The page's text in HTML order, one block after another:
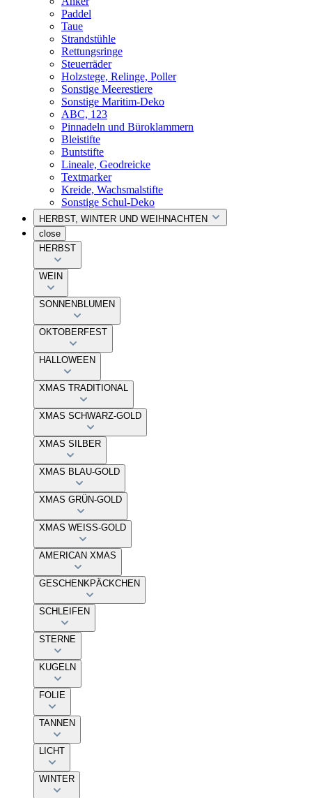
Paddel
Taue
Strandstühle
Rettungsringe
Steuerräder
Holzstege, Relinge, Poller
Sonstige Meerestiere
Sonstige Maritim-Deko
ABC, 123
Pinnadeln und Büroklammern
Bleistifte
Buntstifte
Lineale, Geodreicke
Textmarker
Kreide, Wachsmalstifte
Sonstige Schul-Deko
HERBST, WINTER UND WEIHNACHTEN
close
HERBST
WEIN
SONNENBLUMEN
OKTOBERFEST
HALLOWEEN
XMAS TRADITIONAL
XMAS SCHWARZ-GOLD
XMAS SILBER
XMAS BLAU-GOLD
XMAS GRÜN-GOLD
XMAS WEISS-GOLD
AMERICAN XMAS
GESCHENKPÄCKCHEN
SCHLEIFEN
STERNE
KUGELN
FOLIE
TANNEN
LICHT
WINTER